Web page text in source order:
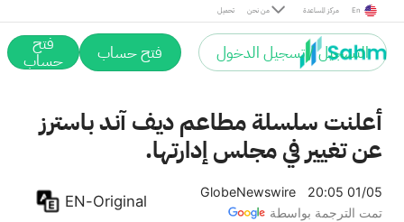
تحميل من نحن مركز المساعدة En
التسجيل / تسجيل الدخول فتح حساب فتح
حساب
أعلنت سلسلة مطاعم ديف آند باسترز
عن تغيير في مجلس إدارتها.
GlobeNewswire
20:05 01/05
تمت الترجمة بواسطة
EN-Original